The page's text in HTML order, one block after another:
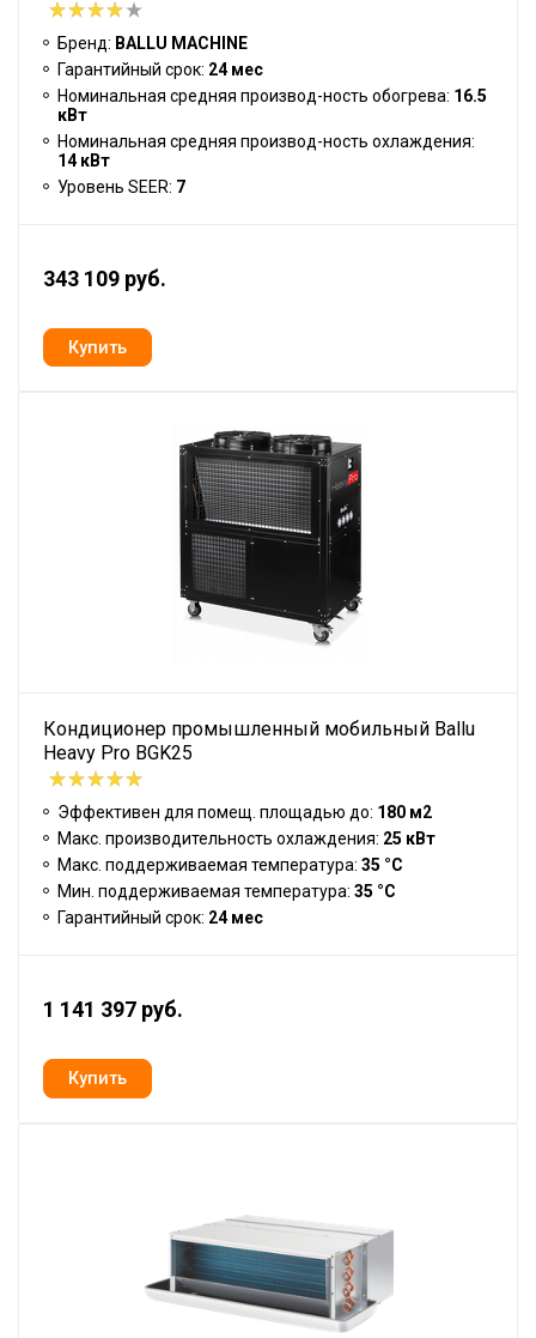
Бренд: BALLU MACHINE
Гарантийный срок: 24 мес
Номинальная средняя производ-ность обогрева: 16.5
кВт
Номинальная средняя производ-ность охлаждения:
14 кВт
Уровень SEER: 7
343 109 руб.
Кондиционер промышленный мобильный Ballu
Heavy Pro BGK25
Эффективен для помещ. площадью до: 180 м2
Макс. производительность охлаждения: 25 кВт
Макс. поддерживаемая температура: 35 °С
Мин. поддерживаемая температура: 35 °С
Гарантийный срок: 24 мес
1 141 397 руб.